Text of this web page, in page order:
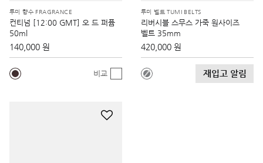
투미 향수 FRAGRANCE
컨티넘 [12:00 GMT] 오 드 퍼퓸
50ml
140,000 원
비교
투미 벨트 TUMI BELTS
리버시블 스무스 가죽 원사이즈
벨트 35mm
420,000 원
재입고 알림